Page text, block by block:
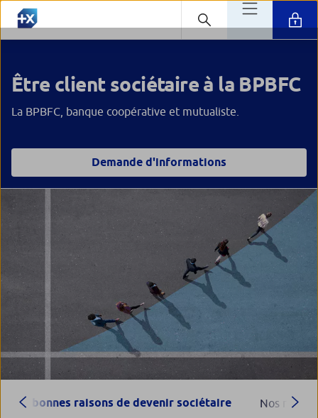
Être client sociétaire à la BPBFC
La BPBFC, banque coopérative et mutualiste.
Demande d'informations
6 bonnes raisons de devenir sociétaire Nos